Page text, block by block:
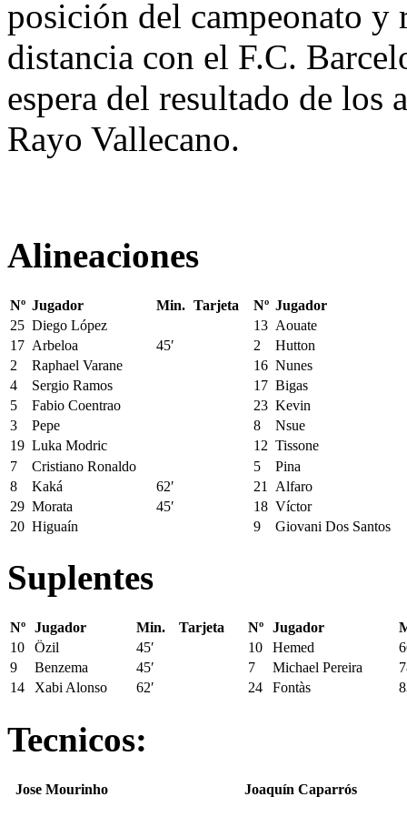
posición del campeonato y
distancia con el F.C.
espera del resultado de los
Rayo Vallecano.
Alineaciones
Nº Jugador Min. Tarjeta Nº Jugador
25 Diego López 13 Aouate
17 Arbeloa 45′ 2
Hutton
2
Raphael Varane 16 Nunes
4
Sergio Ramos 17 Bigas
5
Fabio Coentrao 23 Kevin
3
Pepe 8
Nsue
19 Luka Modric 12 Tissone
7
Cristiano Ronaldo 5
Pina
8
Kaká 62′ 21
Alfaro
29 Morata 45′ 18 Víctor
20 Higuaín 9 Giovani Dos Santos
Suplentes
Nº Jugador Min. Tarjeta Nº Jugador
10
Özil 45′ 10 Hemed
9
Benzema 45′ 7 Michael Pereira
14
Xabi Alonso 62′ 24 Fontàs
Tecnicos:
Jose Mourinho Joaquín Caparrós